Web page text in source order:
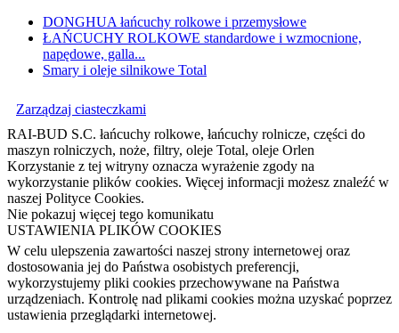
DONGHUA łańcuchy rolkowe i przemysłowe
ŁAŃCUCHY ROLKOWE standardowe i wzmocnione,
napędowe, galla...
Smary i oleje silnikowe Total
Zarządzaj ciasteczkami
RAI-BUD S.C. łańcuchy rolkowe, łańcuchy rolnicze, części do
maszyn rolniczych, noże, filtry, oleje Total, oleje Orlen
Korzystanie z tej witryny oznacza wyrażenie zgody na
wykorzystanie plików cookies. Więcej informacji możesz znaleźć w
naszej Polityce Cookies.
Nie pokazuj więcej tego komunikatu
USTAWIENIA PLIKÓW COOKIES
W celu ulepszenia zawartości naszej strony internetowej oraz
dostosowania jej do Państwa osobistych preferencji,
wykorzystujemy pliki cookies przechowywane na Państwa
urządzeniach. Kontrolę nad plikami cookies można uzyskać poprzez
ustawienia przeglądarki internetowej.